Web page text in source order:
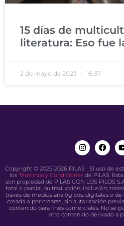
15 días de
literatura: Eso fue
2 de mayo de 2023 16:37
Copyright © 2025-2026 PILAS · El uso de
los Términos y Condicionesde PILAS.
son propiedad de PILAS CON LOS PILOS
total o parcial, su traducción, inclusión,
través de medios analógicos, digitales o
creada o por crearse, sin autorización
contenido para fines comerciales. No se
otro contenido derivado a